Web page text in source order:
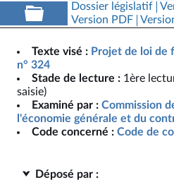
Dossier législatif
Version PDF
Texte visé : Projet de loi de
n° 324
Stade de lecture : 1ère
saisie)
Examiné par : Commission
l'économie générale et du
Code concerné : Code de
Déposé par :